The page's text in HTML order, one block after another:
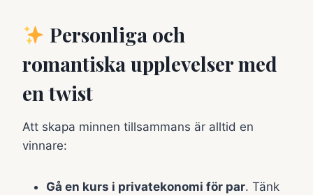
Personliga och
romantiska upplevelser med
en twist
Att skapa minnen tillsammans är alltid en
vinnare:
Gå en kurs i privatekonomi för par. Tänk